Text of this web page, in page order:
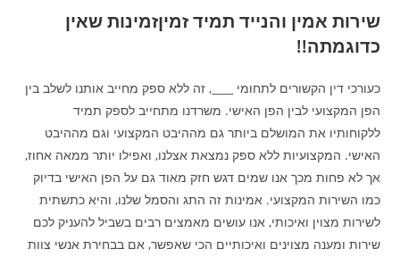
שירות אמין והנייד תמיד זמיןזמינות שאין
כדוגמתה!!
כעורכי דין הקשורים לתחומי ____, זה ללא ספק מחייב אותנו לשלב בין
הפן המקצועי לבין הפן האישי. משרדנו מתחייב לספק תמיד
ללקוחותיו את המושלם ביותר גם מההיבט המקצועי וגם מההיבט
האישי. המקצועיות ללא ספק נמצאת אצלנו, ואפילו יותר ממאה אחוז,
אך לא פחות מכך אנו שמים דגש חזק מאוד גם על הפן האישי בדיוק
כמו השירות המקצועי. אמינות זה התג והסמל שלנו, והיא כתשתית
לשירות מצוין ואיכותי, אנו עושים מאמצים רבים בשביל להעניק לכם
שירות ומענה מצוינים ואיכותיים הכי שאפשר, אם בבחירת אנשי צוות